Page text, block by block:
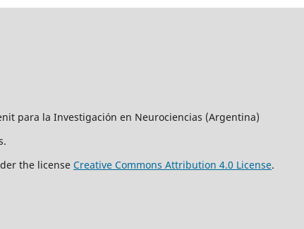
para la Investigación en Neurociencias (Argentina)
the license Creative Commons Attribution 4.0 License.